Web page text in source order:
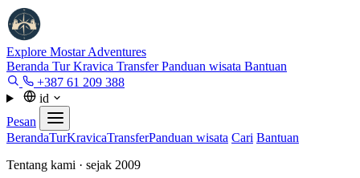
Explore MostarAdventures
Beranda TurKravica TransferPanduan wisata Bantuan
+387 61 209 388
id
Pesan
BerandaTurKravicaTransferPanduan wisata Cari Bantuan
Tentang kami · sejak 2009